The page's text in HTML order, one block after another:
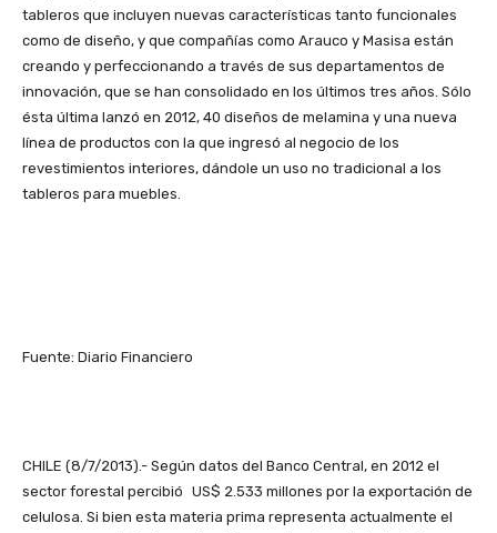
tableros que incluyen nuevas características tanto funcionales
como de diseño, y que compañías como Arauco y Masisa están
creando y perfeccionando a través de sus departamentos de
innovación, que se han consolidado en los últimos tres años. Sólo
ésta última lanzó en 2012, 40 diseños de melamina y una nueva
línea de productos con la que ingresó al negocio de los
revestimientos interiores, dándole un uso no tradicional a los
tableros para muebles.
Fuente: Diario Financiero
CHILE (8/7/2013).- Según datos del Banco Central, en 2012 el
sector forestal percibió US$ 2.533 millones por la exportación de
celulosa. Si bien esta materia prima representa actualmente el